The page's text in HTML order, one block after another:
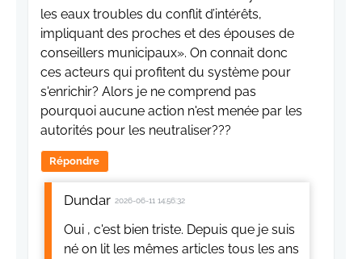
les eaux troubles du conflit d’intérêts,
impliquant des proches et des épouses de
conseillers municipaux». On connait donc
ces acteurs qui profitent du système pour
s'enrichir? Alors je ne comprend pas
pourquoi aucune action n'est menée par les
autorités pour les neutraliser???
Répondre
Dundar 2026-06-11 14:56:32
Oui , c'est bien triste. Depuis que je suis
né on lit les mêmes articles tous les ans